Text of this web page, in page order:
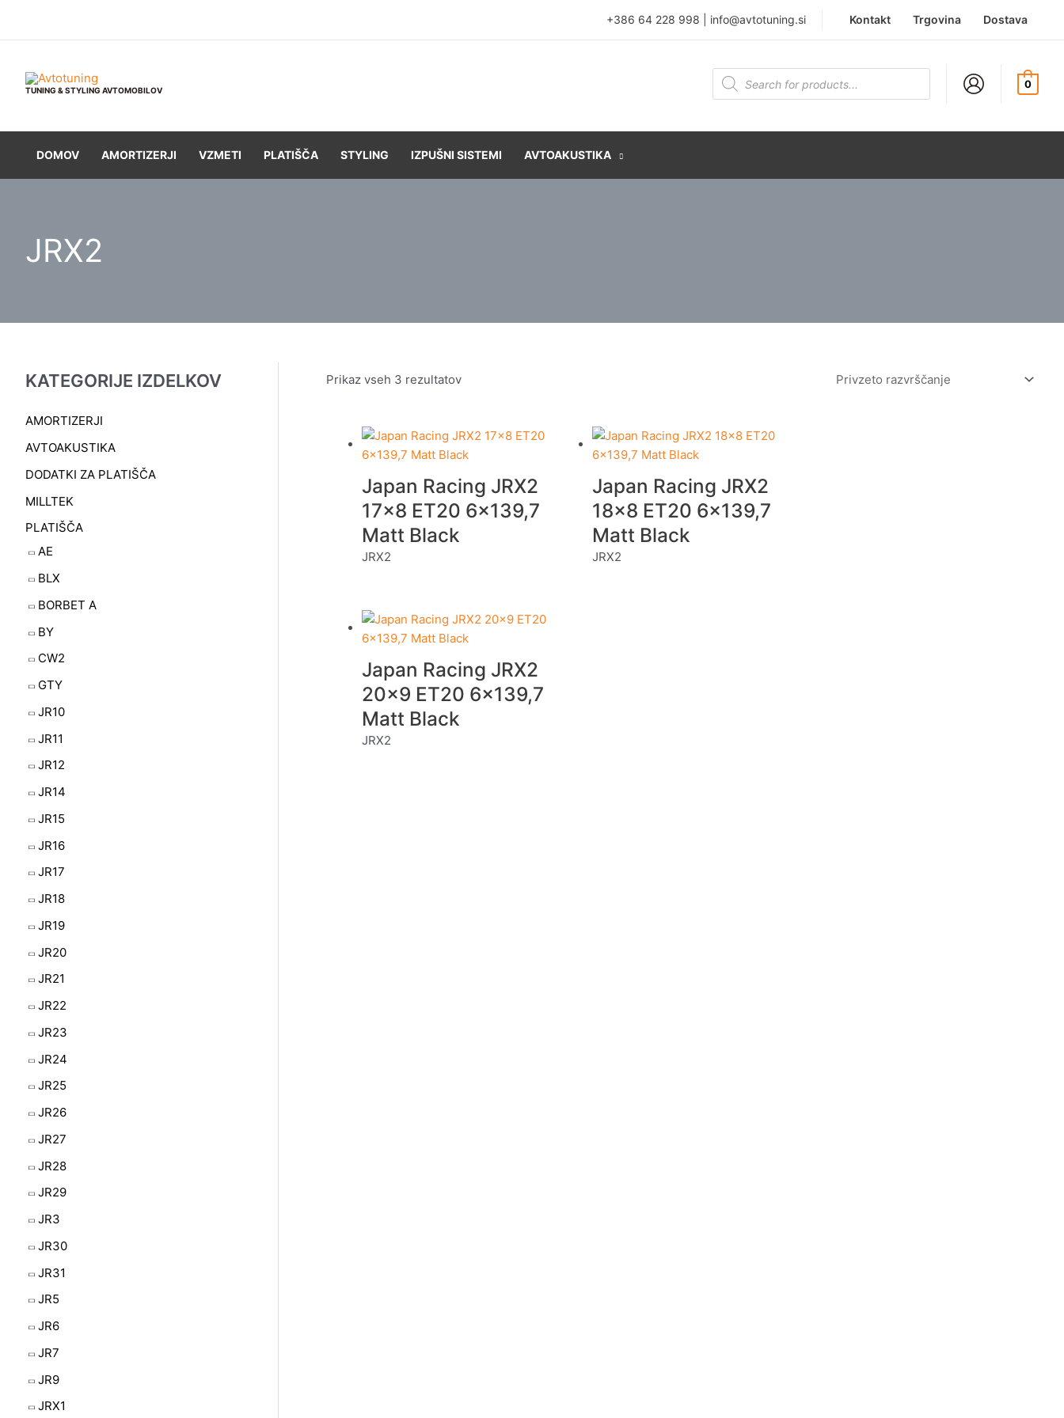
+386 64 228 998 info@avtotuning.si Kontakt Trgovina Dostava
TUNING & STYLING AVTOMOBILOV
Products
search 0
DOMOV AMORTIZERJI VZMETI PLATIŠČA STYLING IZPUŠNI SISTEMI AVTOAKUSTIKA
JRX2
KATEGORIJE IZDELKOV
AMORTIZERJI
AVTOAKUSTIKA
DODATKI ZA PLATIŠČA
MILLTEK
PLATIŠČA
AE
BLX
BORBET A
BY
CW2
GTY
JR10
JR11
JR12
JR14
JR15
JR16
JR17
JR18
JR19
JR20
JR21
JR22
JR23
JR24
JR25
JR26
JR27
JR28
JR29
JR3
JR30
JR31
JR5
JR6
JR7
JR9
JRX1
Prikaz vseh 3 rezultatov
Japan Racing JRX2
17×8 ET20 6×139,7
Matt Black
JRX2
Japan Racing JRX2
18×8 ET20 6×139,7
Matt Black
JRX2
Japan Racing JRX2
20×9 ET20 6×139,7
Matt Black
JRX2